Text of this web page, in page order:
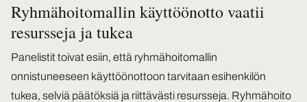
Ryhmähoitomallin käyttöönotto vaatii
resursseja ja tukea
Panelistit toivat esiin, että ryhmähoitomallin
onnistuneeseen käyttöönottoon tarvitaan esihenkilön
tukea, selviä päätöksiä ja riittävästi resursseja. Ryhmähoito